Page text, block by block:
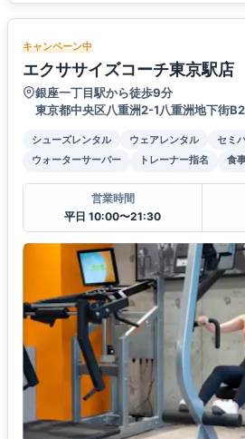
キャンペーン中
エクササイズコーチ東京駅店
銀座一丁目駅から徒歩9分
東京都中央区八重洲2-1八重洲地下街
シューズレンタル ウェアレンタル セミ
ウォーターサーバー
トレーナー指名 食
営業時間
平日 10:00〜21:30